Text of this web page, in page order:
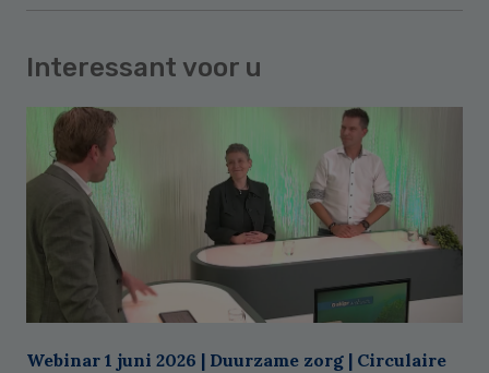
Interessant voor u
Webinar 1 juni 2026 | Duurzame zorg | Circulaire